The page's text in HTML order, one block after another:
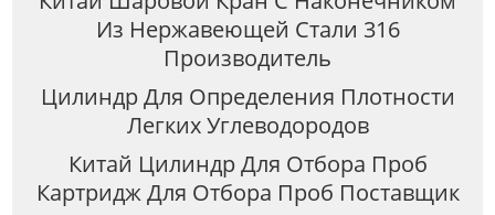
Из Нержавеющей Стали 316
Производитель
Цилиндр Для Определения Плотности
Легких Углеводородов
Китай Цилиндр Для Отбора Проб
Картридж Для Отбора Проб Поставщик